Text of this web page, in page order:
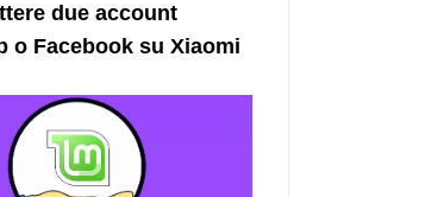
due account
o Facebook su Xiaomi